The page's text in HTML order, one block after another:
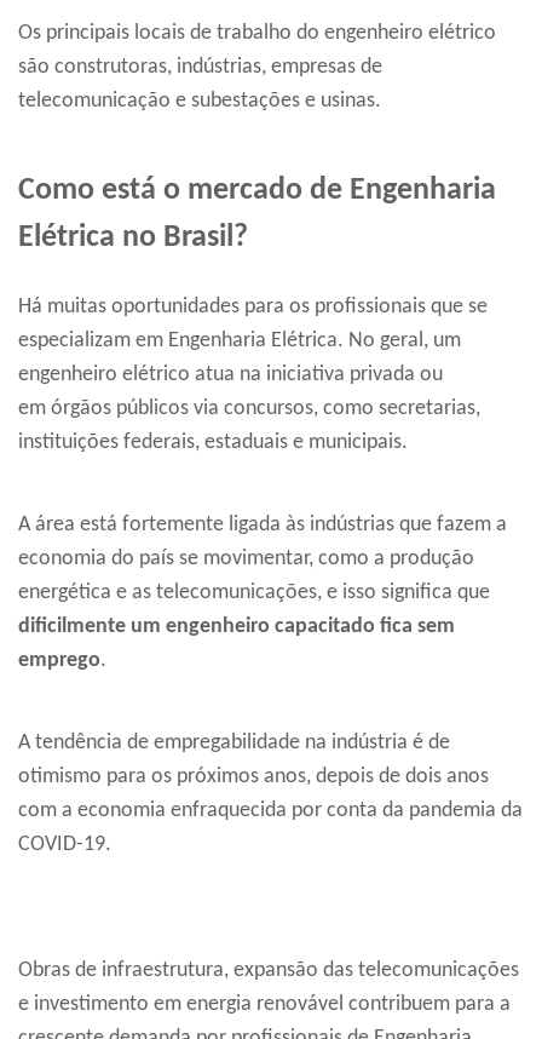
Os principais locais de trabalho do engenheiro elétrico
são construtoras, indústrias, empresas de
telecomunicação e subestações e usinas.
Como está o mercado de Engenharia
Elétrica no Brasil?
Há muitas oportunidades para os profissionais que se
especializam em Engenharia Elétrica. No geral, um
engenheiro elétrico atua na iniciativa privada ou
em órgãos públicos via concursos, como secretarias,
instituições federais, estaduais e municipais.
A área está fortemente ligada às indústrias que fazem a
economia do país se movimentar, como a produção
energética e as telecomunicações, e isso significa que
dificilmente um engenheiro capacitado fica sem
emprego.
A tendência de empregabilidade na indústria é de
otimismo para os próximos anos, depois de dois anos
com a economia enfraquecida por conta da pandemia da
COVID-19.
Obras de infraestrutura, expansão das telecomunicações
e investimento em energia renovável contribuem para a